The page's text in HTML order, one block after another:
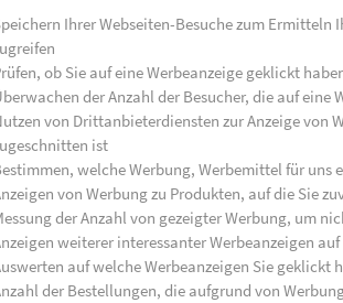
Ihrer Webseiten-Besuche zum
ob Sie auf eine Werbeanzeige geklickt
der Anzahl der Besucher, die auf
von Drittanbieterdiensten zur Anzeige von
ist
welche Werbung, Werbemittel für uns
von Werbung zu Produkten, auf die Sie
der Anzahl von gezeigter Werbung, um
weiterer interessanter Werbeanzeigen
auf welche Werbeanzeigen Sie geklickt
der Bestellungen, die aufgrund von